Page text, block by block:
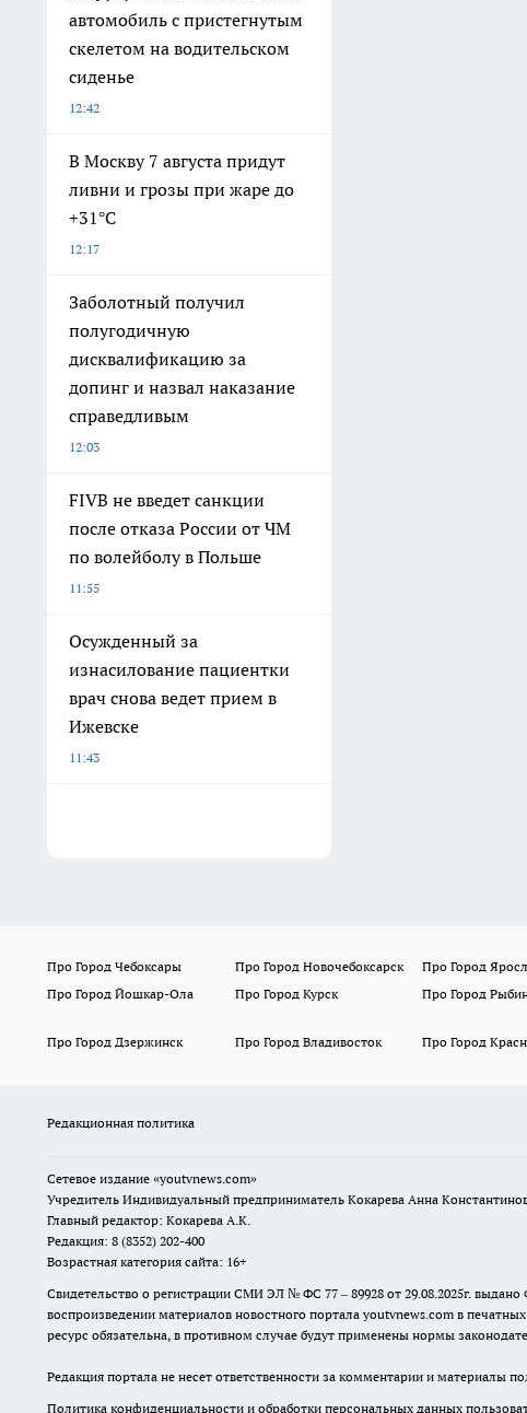
автомобиль с пристегнутым
скелетом на водительском
сиденье
12:42
В Москву 7 августа придут
ливни и грозы при жаре до
+31°C
12:17
Заболотный получил
полугодичную
дисквалификацию за
допинг и назвал наказание
справедливым
12:03
FIVB не введет санкции
после отказа России от ЧМ
по волейболу в Польше
11:55
Осужденный за
изнасилование пациентки
врач снова ведет прием в
Ижевске
11:43
Про Город Чебоксары Про Город Новочебоксарск Про Город
Про Город Йошкар-Ола
Про Город Курск Про Город
Про Город Дзержинск
Про Город Владивосток Про Город
Редакционная политика
Сетевое издание «youtvnews.com»
Учредитель Индивидуальный предприниматель Кокарева Анна
Главный редактор: Кокарева А.К.
Редакция: 8 (8352) 202-400
Возрастная категория сайта: 16+
Свидетельство о регистрации СМИ ЭЛ № ФС 77 – 89928 от 29.08.2025г.
воспроизведении материалов новостного портала youtvnews.com в
ресурс обязательна, в противном случае будут применены нормы
Редакция портала не несет ответственности за комментарии и материалы
Политика конфиденциальности и обработки персональных данных